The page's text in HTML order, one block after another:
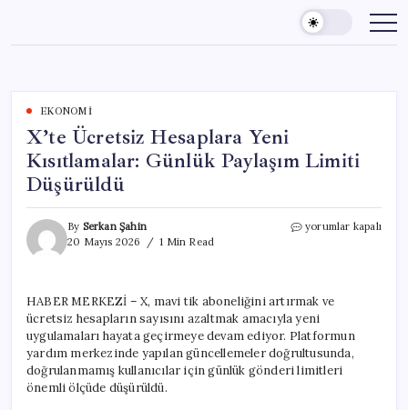
content
EKONOMI
X’te Ücretsiz Hesaplara Yeni
Kısıtlamalar: Günlük Paylaşım Limiti
Düşürüldü
By Serkan Şahin
20 Mayıs 2026
1 Min Read
X’te
Günlük
Paylaşım
Limiti
Düşürüldü
için
yorumlar kapalı
HABER MERKEZİ – X, mavi tik aboneliğini artırmak ve
ücretsiz hesapların sayısını azaltmak amacıyla yeni
uygulamaları hayata geçirmeye devam ediyor. Platformun
yardım merkezinde yapılan güncellemeler doğrultusunda,
doğrulanmamış kullanıcılar için günlük gönderi limitleri
önemli ölçüde düşürüldü.